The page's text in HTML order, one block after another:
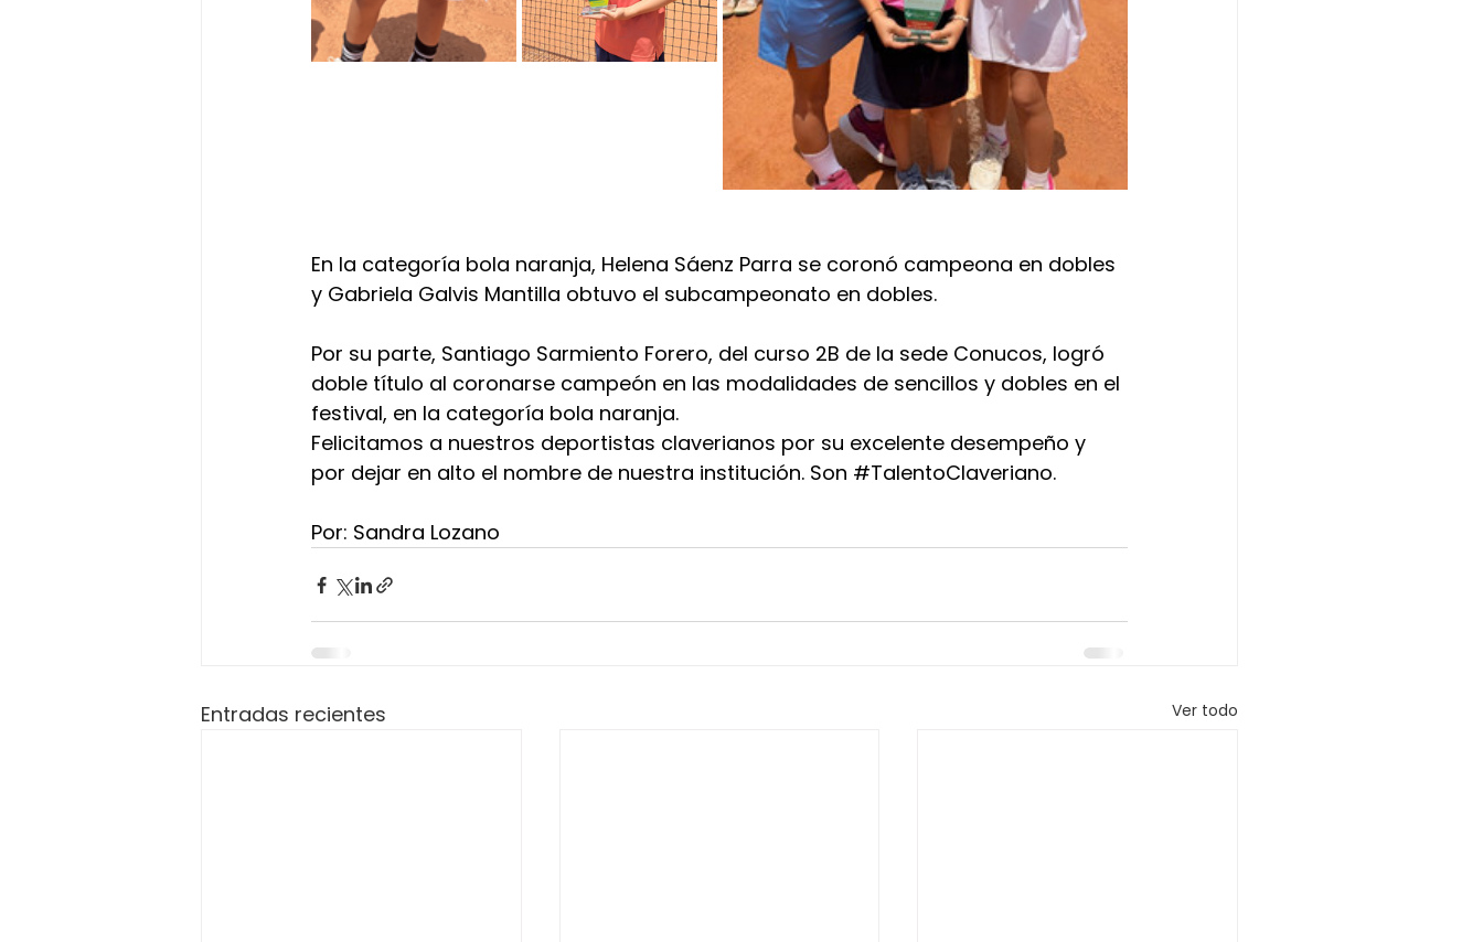
En la categoría bola naranja, Helena Sáenz Parra se coronó campeona en dobles
y Gabriela Galvis Mantilla obtuvo el subcampeonato en dobles.
Por su parte, Santiago Sarmiento Forero, del curso 2B de la sede Conucos, logró
doble título al coronarse campeón en las modalidades de sencillos y dobles en el
festival, en la categoría bola naranja.
Felicitamos a nuestros deportistas claverianos por su excelente desempeño y
por dejar en alto el nombre de nuestra institución. Son #TalentoClaveriano.
Por: Sandra Lozano
Entradas recientes Ver todo